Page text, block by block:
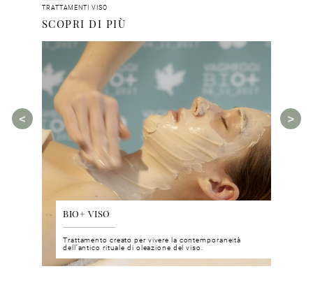
TRATTAMENTI VISO
SCOPRI DI PIÙ
BIO+ VISO
Trattamento creato per vivere la contemporaneità
dell’antico rituale di oleazione del viso.